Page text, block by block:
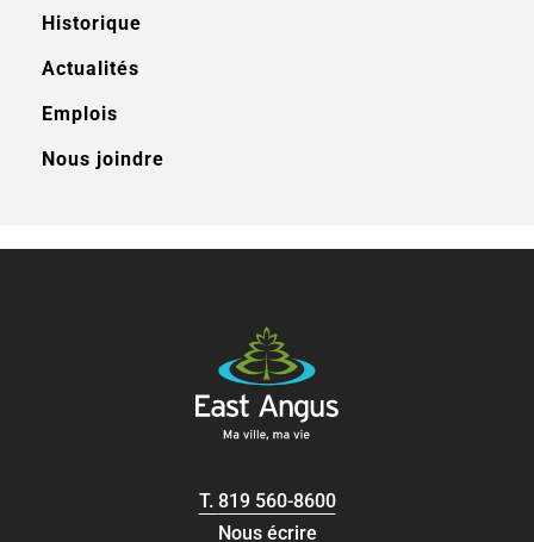
Historique
Actualités
Emplois
Nous joindre
T. 819 560-8600
Nous écrire